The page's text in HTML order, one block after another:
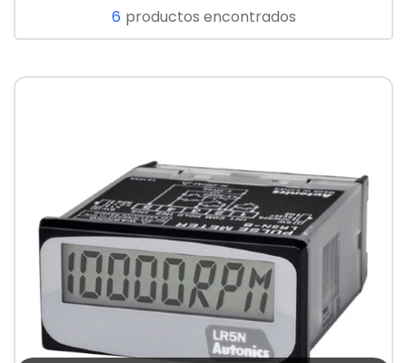
6 productos encontrados